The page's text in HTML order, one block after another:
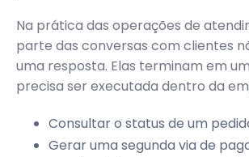
Na prática das operações de
parte das conversas com clientes
uma resposta. Elas terminam em
precisa ser executada dentro da
Consultar o status de um
Gerar uma segunda via de